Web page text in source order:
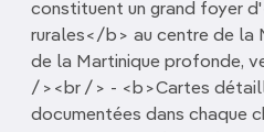
constituent un grand foyer
rurales</b> au centre de la
de la Martinique profonde,
/><br /> - <b>Cartes
documentées dans chaque